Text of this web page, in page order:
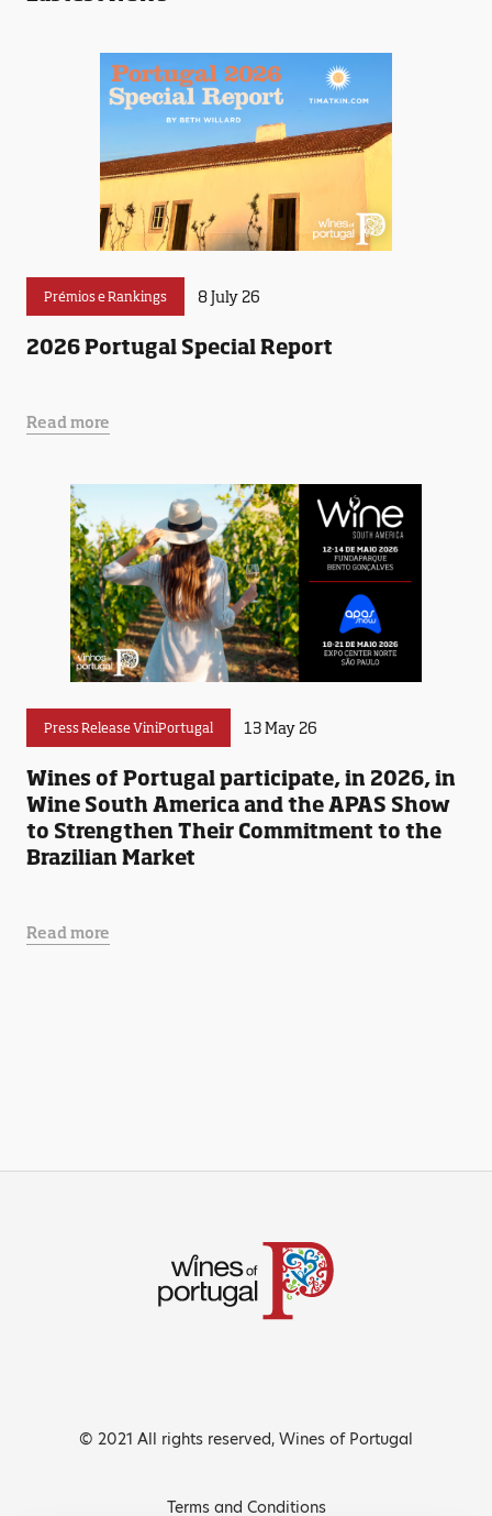
Prémios e Rankings 8 July 26
2026 Portugal Special Report
Read more
Press Release ViniPortugal 13 May 26
Wines of Portugal participate, in 2026, in
Wine South America and the APAS Show
to Strengthen Their Commitment to the
Brazilian Market
Read more
© 2021 All rights reserved, Wines of Portugal
Terms and Conditions